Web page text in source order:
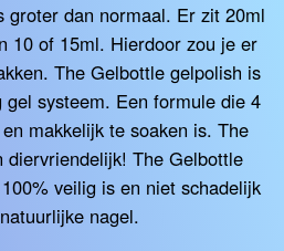
groter dan normaal. Er zit 20ml
10 of 15ml. Hierdoor zou je er
The Gelbottle gelpolish is
systeem. Een formule die 4
makkelijk te soaken is. The
diervriendelijk! The Gelbottle
veilig is en niet schadelijk
nagel.